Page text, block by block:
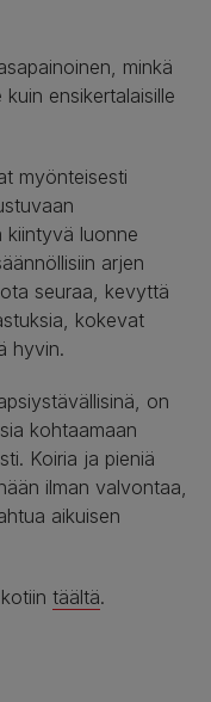
minkä
ensikertalaisille
myönteisesti
kiintyvä luonne
arjen
seuraa, kevyttä
kokevat
hyvin.
on
kohtaamaan
Koiria ja pieniä
ilman valvontaa,
aikuisen
täältä.